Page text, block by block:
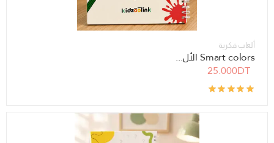
ألعاب فكرية
Smart colors الأل...
25.000DT